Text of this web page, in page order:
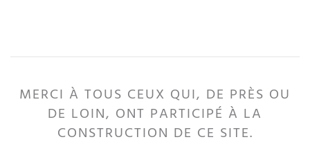
MERCI À TOUS CEUX QUI, DE PRÈS OU
DE LOIN, ONT PARTICIPÉ À LA
CONSTRUCTION DE CE SITE.